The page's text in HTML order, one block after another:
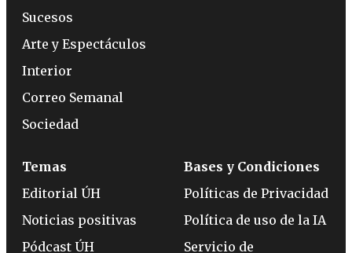
Sucesos
Arte y Espectáculos
Interior
Correo Semanal
Sociedad
Temas
Editorial ÚH
Noticias positivas
Pódcast ÚH
Bases y Condiciones
Políticas de Privacidad
Política de uso de la IA
Servicio de